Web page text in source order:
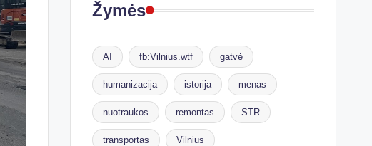
Žymės
AI fb:Vilnius.wtf gatvė
humanizacija istorija menas
nuotraukos remontas STR
transportas Vilnius